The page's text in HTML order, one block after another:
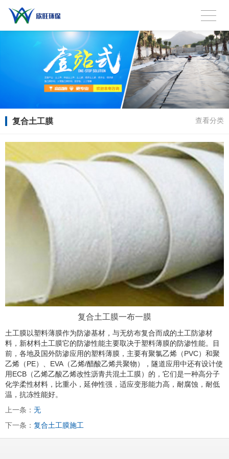
复合土工膜 查看分类
复合土工膜一布一膜
土工膜以塑料薄膜作为防渗基材，与无纺布复合而成的土工防渗材
料，新材料土工膜它的防渗性能主要取决于塑料薄膜的防渗性能。目
前，各地及国外防渗应用的塑料薄膜，主要有聚氯乙烯（PVC）和聚
乙烯（PE）、EVA（乙烯/醋酸乙烯共聚物），隧道应用中还有设计使
用ECB（乙烯乙酸乙烯改性沥青共混土工膜）的，它们是一种高分子
化学柔性材料，比重小，延伸性强，适应变形能力高，耐腐蚀，耐低
温，抗冻性能好。
上一条： 无
下一条： 复合土工膜施工